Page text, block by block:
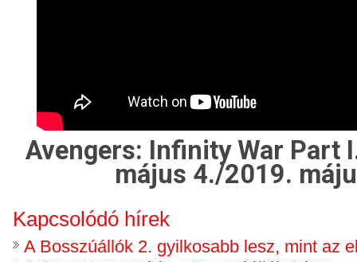
Avengers: Infinity War Part
május 4./2019.
Kapcsolódó hírek
A Bosszúállók 2. gyilkosabb lesz, mint az